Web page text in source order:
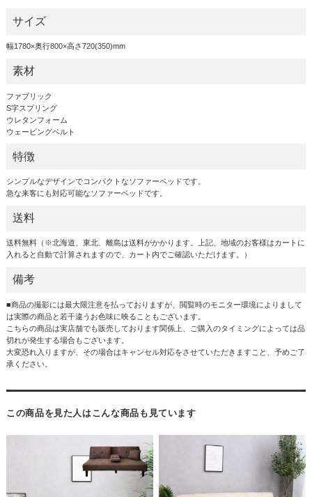
サイズ
幅1780×奥行800×高さ720(350)mm
素材
ファブリック
S字スプリング
ウレタンフォーム
ウェービングベルト
特徴
シンプルなデザインでコンパクトなソファーベッドです。
急な来客にも対応可能なソファーベッドです。
送料
送料無料（※北海道、東北、離島は送料がかかります。上記、地域のお客様はカートに
入れると自動で計算されますので、カート内でご確認いただけます。）
備考
■商品の撮影には最大限注意を払っておりますが、閲覧時のモニター環境によりまして
は実際の商品と若干違うお色味に映ることもございます。
こちらの商品は実店舗でも販売しております関係上、ご購入のタイミングによっては品
切れが発生する場合もございます。
大変恐れ入りますが、その場合はキャンセル対応をさせていただきますこと、予めご了
承ください。
この商品を見た人はこんな商品も見ています